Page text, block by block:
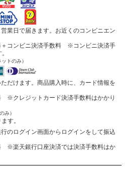
業日で届きます。お近くのコンビニエン
コンビニ決済手数料 ※コンビニ決済手
ットのみ）
だけます。商品購入時に、カード情報を
※クレジットカード決済手数料はかかり
み）
す。
のログイン画面からログインをして振込
※楽天銀行口座決済では決済手数料はか